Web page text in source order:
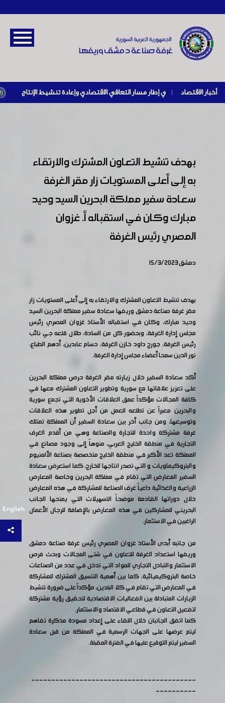
أخبار الاقتصاد |
English
بهدف تنشيط التعاون المشترك والارتقاء
به إلى أعلى المستويات زار مقر الغرفة
سعادة سفير مملكة البحرين السيد وحيد
مبارك وكان في استقباله أ. غزوان
المصري رئيس الغرفة
دمشق 15/3/2023
بهدف تنشيط التعاون المشترك والارتقاء به إلى أعلى المستويات زار
مقر غرفة صناعة دمشق وريفها سعادة سفير مملكة البحرين السيد
وحيد مبارك، وكان في استقباله الأستاذ غزوان المصري رئيس
مجلس إدارة الغرفة، وبحضور كل من السادة: طلال قلعه جي نائب
رئيس الغرفة، جورج داود خازن الغرفة، حسام عابدين، أدهم الطباع،
نور الدين سمحا أعضاء مجلس إدارة الغرفة.
أكد سعادة السفير خلال زيارته مقر الغرفة حرص مملكة البحرين
على تعزيز علاقاتها مع سورية وتطوير التعاون المشترك معها في
كافة المجالات مؤكداً عمق العلاقات الأخوية التي تجمع سورية
والبحرين معبراً عن تطلعه للعمل من أجل تطوير هذه العلاقات
وتوسيعها، ومن جانب أخر بين سعادة السفير أن المملكة تمتلك
غرفة مشتركة واحدة للتجارة والصناعة وهي من أقدم الغرف
التجارية في منطقة الخليج العربي، منوهاً إلى وجود مصانع في
المملكة تعد الأكبر في منطقة الخليج متخصصة بصناعة الألمنيوم
والبتروكيماويات و التي تصدر انتاجها للخارج، كما استعرض سعادة
السفير المعارض التي تقام في مملكة البحرين وخاصة المعارض
الزراعية والغذائية داعياً غرف الصناعة للمشاركة في هذه المعارض
خلال دوراتها القادمة موضحاً التسهيلات التي يمنحها الجانب
البحريني للمشاركين في هذه المعارض بالإضافة للرجال الأعمال
الراغبين في الاستثمار.
من جانبه أبدى الأستاذ غزوان المصري رئيس غرفة صناعة دمشق
وريفها استعداد الغرفة للتعاون في شتى المجالات وبحث فرص
الاستثمار والتبادل التجاري للمواد التي تدخل في عدد من الصناعات
خاصة البتروكيميائية، كما بين أهمية التنسيق المشترك للمشاركة
في المعارض التي تقام في كلا البلدين، مؤكداً على ضرورة تنشيط
الزيارات المتبادلة بين الفعاليات الاقتصادية لتحقيق رؤية مشتركة
لتفعيل التعاون في قطاعي الاقتصاد والاستثمار.
كما اتفق الجانبان خلال اللقاء على إعداد مسودة مذكرة تفاهم
ليتم عرضها على الجهات الرسمية في المملكة من قبل سعادة
السفير ليتم التوقيع عليها في الفترة المقبلة.
-----------------------------------------
----------